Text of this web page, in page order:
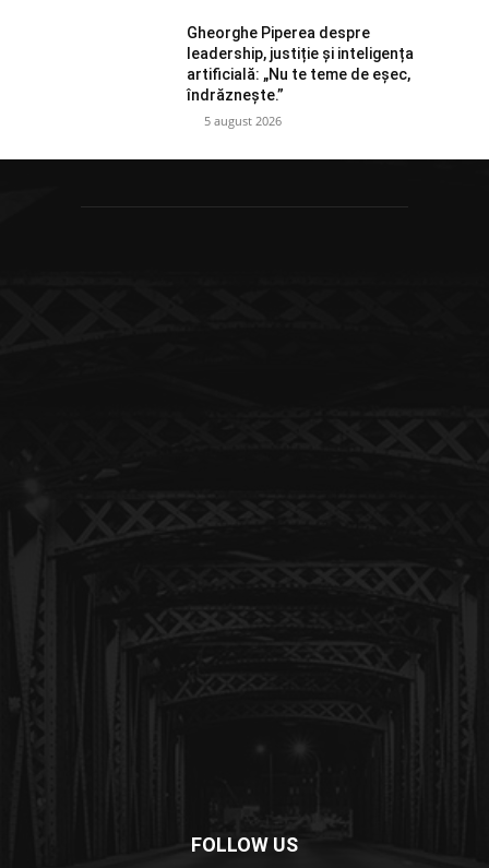
Gheorghe Piperea despre
leadership, justiție și inteligența
artificială: „Nu te teme de eșec,
îndrăznește.”
5 august 2026
FOLLOW US